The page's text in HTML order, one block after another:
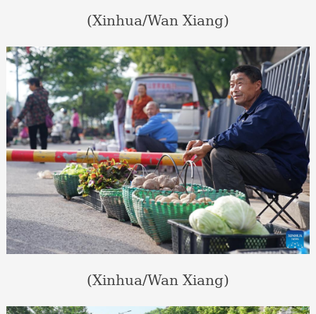
(Xinhua/Wan Xiang)
(Xinhua/Wan Xiang)